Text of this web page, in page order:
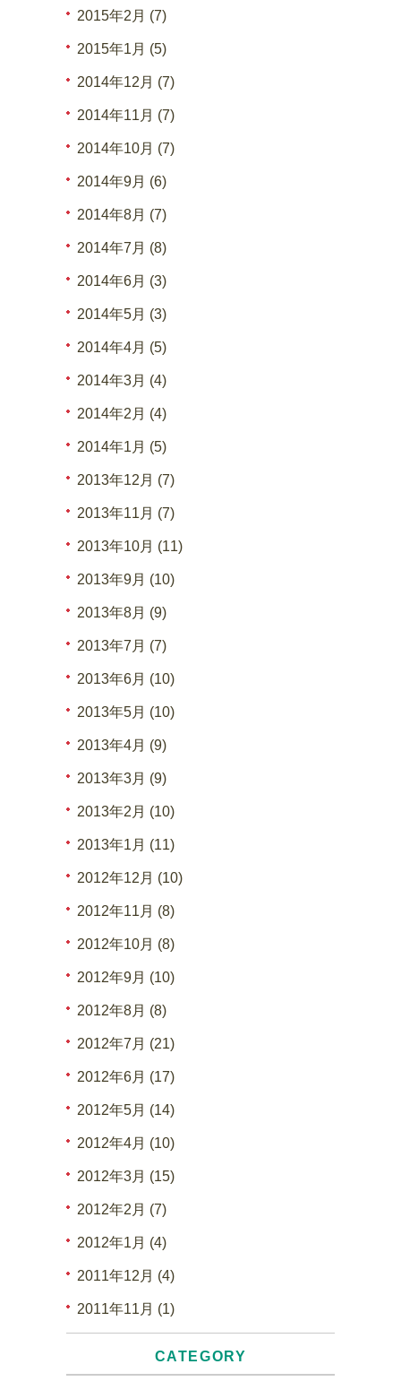
2015年2月 (7)
2015年1月 (5)
2014年12月 (7)
2014年11月 (7)
2014年10月 (7)
2014年9月 (6)
2014年8月 (7)
2014年7月 (8)
2014年6月 (3)
2014年5月 (3)
2014年4月 (5)
2014年3月 (4)
2014年2月 (4)
2014年1月 (5)
2013年12月 (7)
2013年11月 (7)
2013年10月 (11)
2013年9月 (10)
2013年8月 (9)
2013年7月 (7)
2013年6月 (10)
2013年5月 (10)
2013年4月 (9)
2013年3月 (9)
2013年2月 (10)
2013年1月 (11)
2012年12月 (10)
2012年11月 (8)
2012年10月 (8)
2012年9月 (10)
2012年8月 (8)
2012年7月 (21)
2012年6月 (17)
2012年5月 (14)
2012年4月 (10)
2012年3月 (15)
2012年2月 (7)
2012年1月 (4)
2011年12月 (4)
2011年11月 (1)
CATEGORY